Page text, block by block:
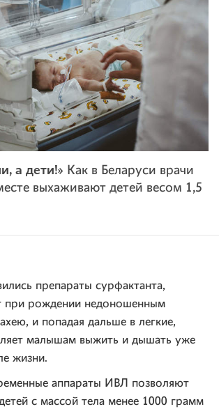
а дети!» Как в Беларуси врачи
выхаживают детей весом 1,5
препараты сурфактанта,
при рождении недоношенным
и попадая дальше в легкие,
малышам выжить и дышать уже
жизни.
аппараты ИВЛ позволяют
детей с массой тела менее 1000 грамм